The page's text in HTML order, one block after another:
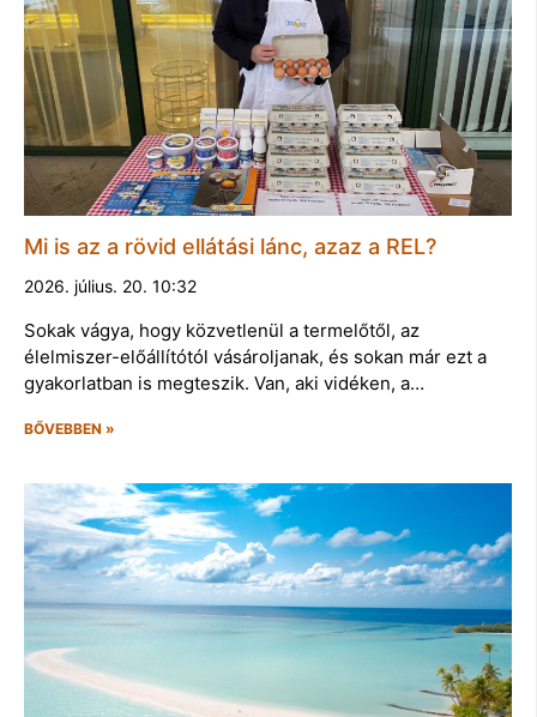
Mi is az a rövid ellátási lánc, azaz a REL?
2026. július. 20. 10:32
Sokak vágya, hogy közvetlenül a termelőtől, az
élelmiszer-előállítótól vásároljanak, és sokan már ezt a
gyakorlatban is megteszik. Van, aki vidéken, a…
BŐVEBBEN »